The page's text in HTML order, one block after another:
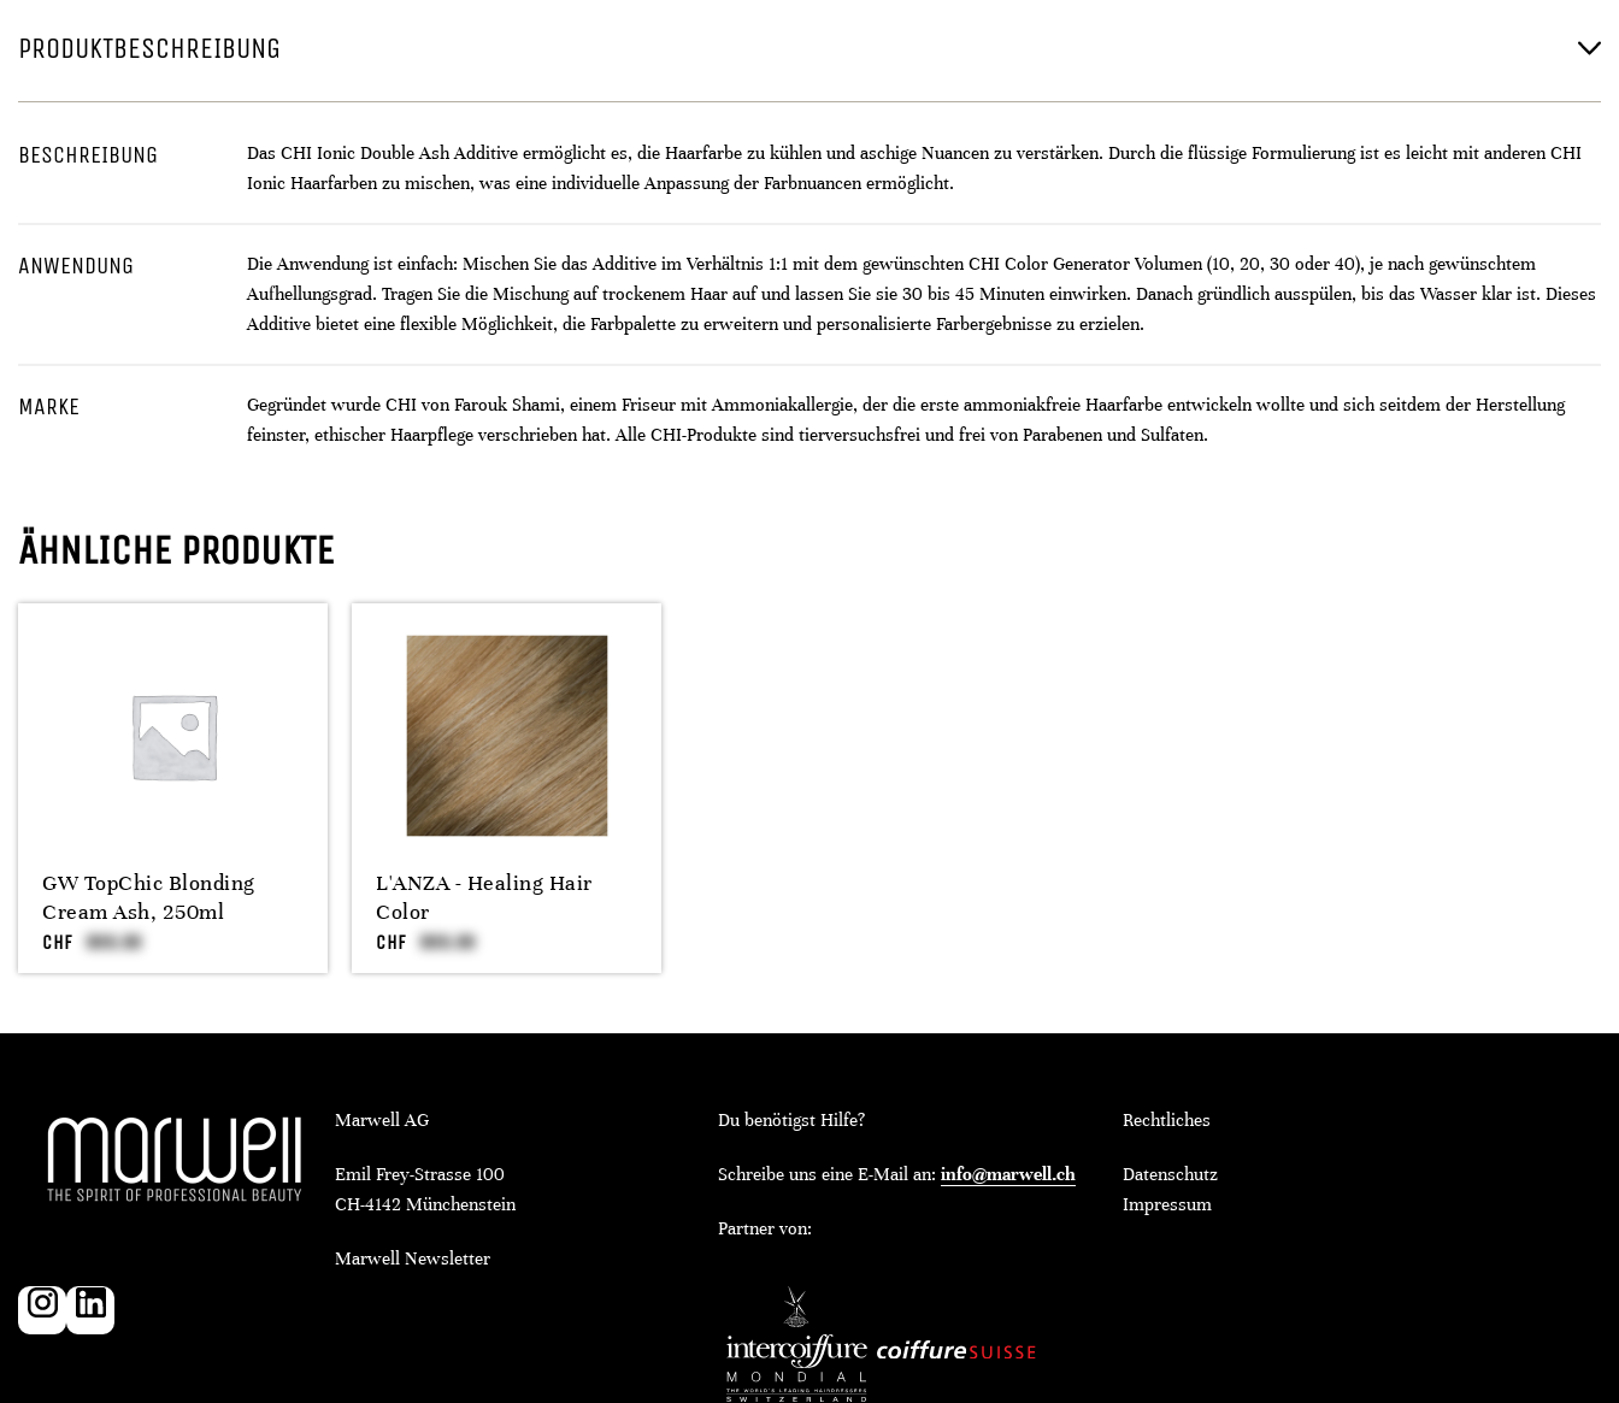
PRODUKTBESCHREIBUNG
BESCHREIBUNG
Das CHI Ionic Double Ash Additive ermöglicht es, die Haarfarbe zu kühlen und aschige Nuancen zu verstärken. Durch die flüssige Formulierung ist es leicht mit anderen CHI
Ionic Haarfarben zu mischen, was eine individuelle Anpassung der Farbnuancen ermöglicht.
ANWENDUNG
Die Anwendung ist einfach: Mischen Sie das Additive im Verhältnis 1:1 mit dem gewünschten CHI Color Generator Volumen (10, 20, 30 oder 40), je nach gewünschtem
Aufhellungsgrad. Tragen Sie die Mischung auf trockenem Haar auf und lassen Sie sie 30 bis 45 Minuten einwirken. Danach gründlich ausspülen, bis das Wasser klar ist. Dieses
Additive bietet eine flexible Möglichkeit, die Farbpalette zu erweitern und personalisierte Farbergebnisse zu erzielen.
MARKE
Gegründet wurde CHI von Farouk Shami, einem Friseur mit Ammoniakallergie, der die erste ammoniakfreie Haarfarbe entwickeln wollte und sich seitdem der Herstellung
feinster, ethischer Haarpflege verschrieben hat. Alle CHI-Produkte sind tierversuchsfrei und frei von Parabenen und Sulfaten.
ÄHNLICHE PRODUKTE
GW TopChic Blonding
Cream Ash, 250ml
CHF
L'ANZA - Healing Hair
Color
CHF
Marwell AG
Emil Frey-Strasse 100
CH-4142 Münchenstein
Marwell Newsletter
Du benötigst Hilfe?
Schreibe uns eine E-Mail an: info@marwell.ch
Partner von:
Rechtliches
Datenschutz
Impressum